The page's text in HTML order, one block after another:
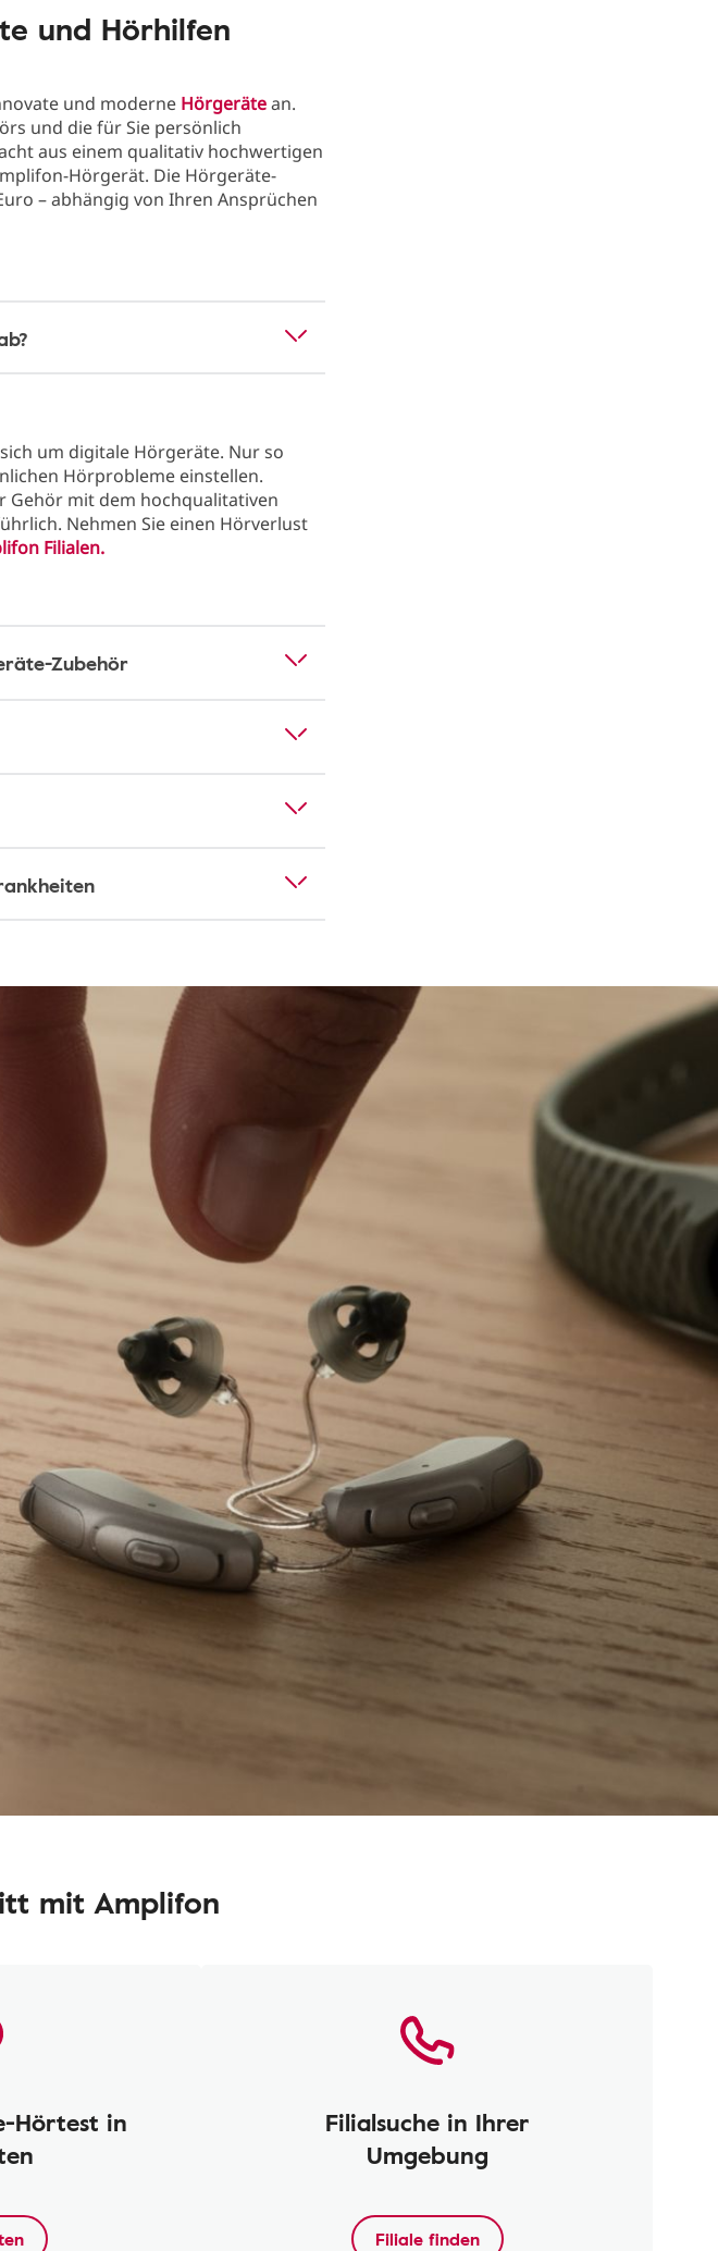
und Hörhilfen
und moderne Hörgerätean.
und die für Sie persönlich
aus einem qualitativ hochwertigen
Hörgerät. Die Hörgeräte-
– abhängig von Ihren Ansprüchen
um digitale Hörgeräte. Nur so
Hörprobleme einstellen.
Gehör mit dem hochqualitativen
Nehmen Sie einen Hörverlust
Filialen.
Zubehör
mit Amplifon
Hörtest in
Filialsuche in Ihrer
Umgebung
Filiale finden